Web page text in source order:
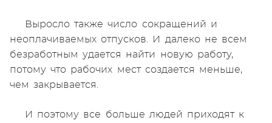
Выросло также число сокращений и
неоплачиваемых отпусков. И далеко не всем
безработным удается найти новую работу,
потому что рабочих мест создается меньше,
чем закрывается.
И поэтому все больше людей приходят к